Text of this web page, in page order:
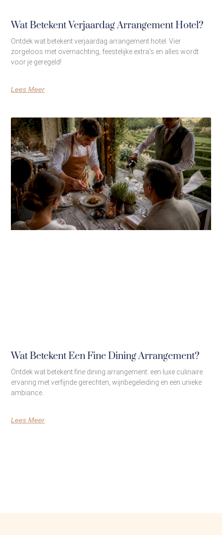
Wat Betekent Verjaardag Arrangement Hotel?
Ontdek wat betekent verjaardag arrangement hotel. Vier
zorgeloos met overnachting, feestelijke extra’s en alles wordt
voor je geregeld!
Lees Meer
Wat Betekent Een Fine Dining Arrangement?
Ontdek wat betekent fine dining arrangement: een luxe culinaire
ervaring met verfijnde gerechten, wijnbegeleiding en een unieke
ambiance.
Lees Meer